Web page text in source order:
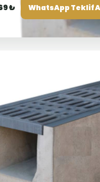
₺ WhatsApp Teklif